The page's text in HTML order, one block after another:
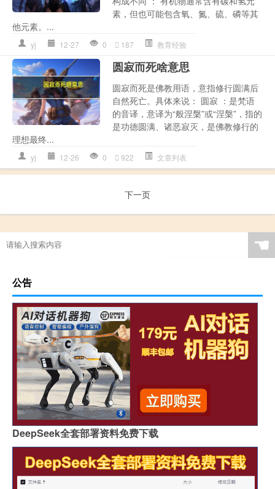
素，但也可能包含氧、氮、硫、磷等其
他元素。...
yj 12-27 0 187 教育经验
圆寂而死啥意思
圆寂而死是佛教用语，意指修行圆满后
自然死亡。具体来说： 圆寂 ：是梵语
的音译，意译为“般涅槃”或“涅槃”，指的
是功德圆满、诸恶寂灭，是佛教修行的
理想最终...
yj 12-26 0 922 文章列表
下一页
☚
公告
DeepSeek全套部署资料免费下载